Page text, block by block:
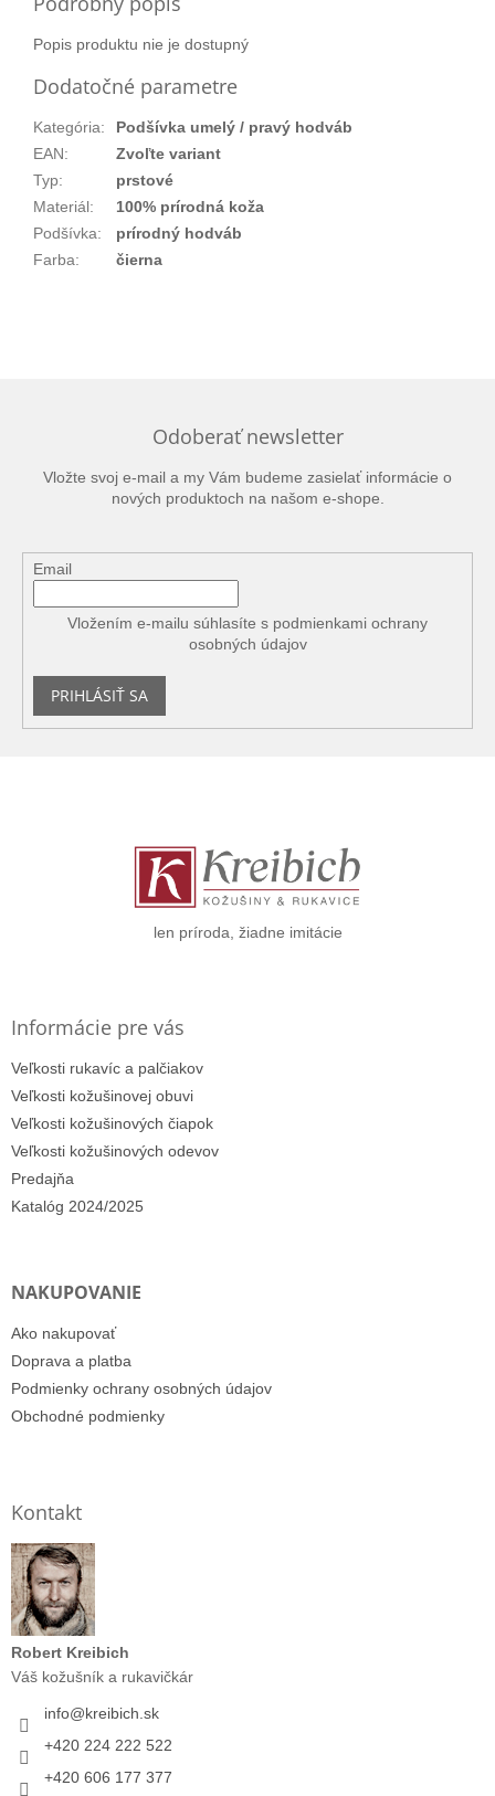
Popis produktu nie je dostupný
Dodatočné parametre
Kategória:
Podšívka umelý / pravý hodváb
EAN:
Zvoľte variant
Typ:
prstové
Materiál:
100% prírodná koža
Podšívka:
prírodný hodváb
Farba: čierna
Odoberať newsletter
Vložte svoj e-mail a my Vám budeme zasielať informácie o
nových produktoch na našom e-shope.
Email
Vložením e-mailu súhlasíte s podmienkami ochrany
osobných údajov
PRIHLÁSIŤ SA
len príroda, žiadne imitácie
Informácie pre vás
Veľkosti rukavíc a palčiakov
Veľkosti kožušinovej obuvi
Veľkosti kožušinových čiapok
Veľkosti kožušinových odevov
Predajňa
Katalóg 2024/2025
NAKUPOVANIE
Ako nakupovať
Doprava a platba
Podmienky ochrany osobných údajov
Obchodné podmienky
Kontakt
Robert Kreibich
Váš kožušník a rukavičkár
info@kreibich.sk
+420 224 222 522
+420 606 177 377